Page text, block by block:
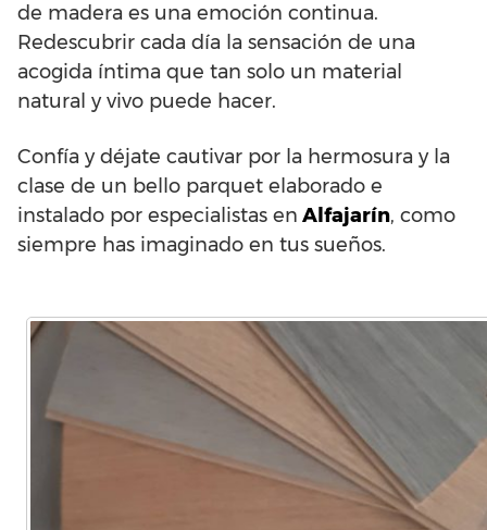
de madera es una emoción continua.
Redescubrir cada día la sensación de una
acogida íntima que tan solo un material
natural y vivo puede hacer.
Confía y déjate cautivar por la hermosura y la
clase de un bello parquet elaborado e
instalado por especialistas en Alfajarín, como
siempre has imaginado en tus sueños.